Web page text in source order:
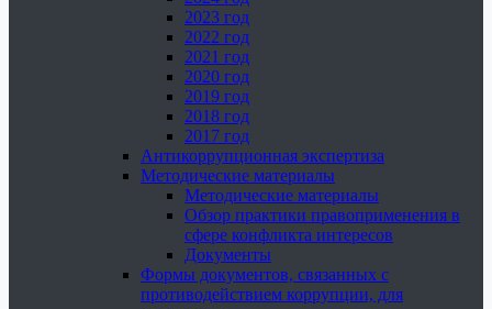
2023 год
2022 год
2021 год
2020 год
2019 год
2018 год
2017 год
Антикоррупционная экспертиза
Методические материалы
Методические материалы
Обзор практики правоприменения в
сфере конфликта интересов
Документы
Формы документов, связанных с
противодействием коррупции, для